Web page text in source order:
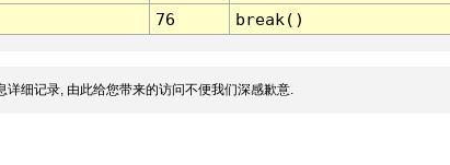
76 break()
细记录, 由此给您带来的访问不便我们深感歉意.